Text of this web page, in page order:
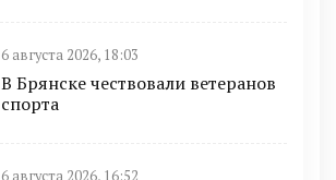
6 августа 2026, 18:03
В Брянске чествовали ветеранов
спорта
6 августа 2026, 16:52